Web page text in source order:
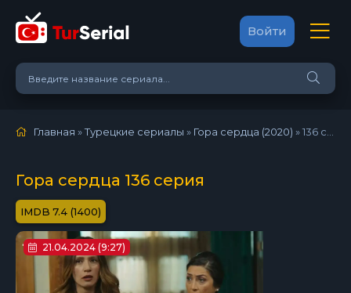
Войти
Главная »Турецкие сериалы » Гора сердца (2020) »136 серия
Гора сердца 136 серия
7.4 (1400)
21.04.2024 (9:27)